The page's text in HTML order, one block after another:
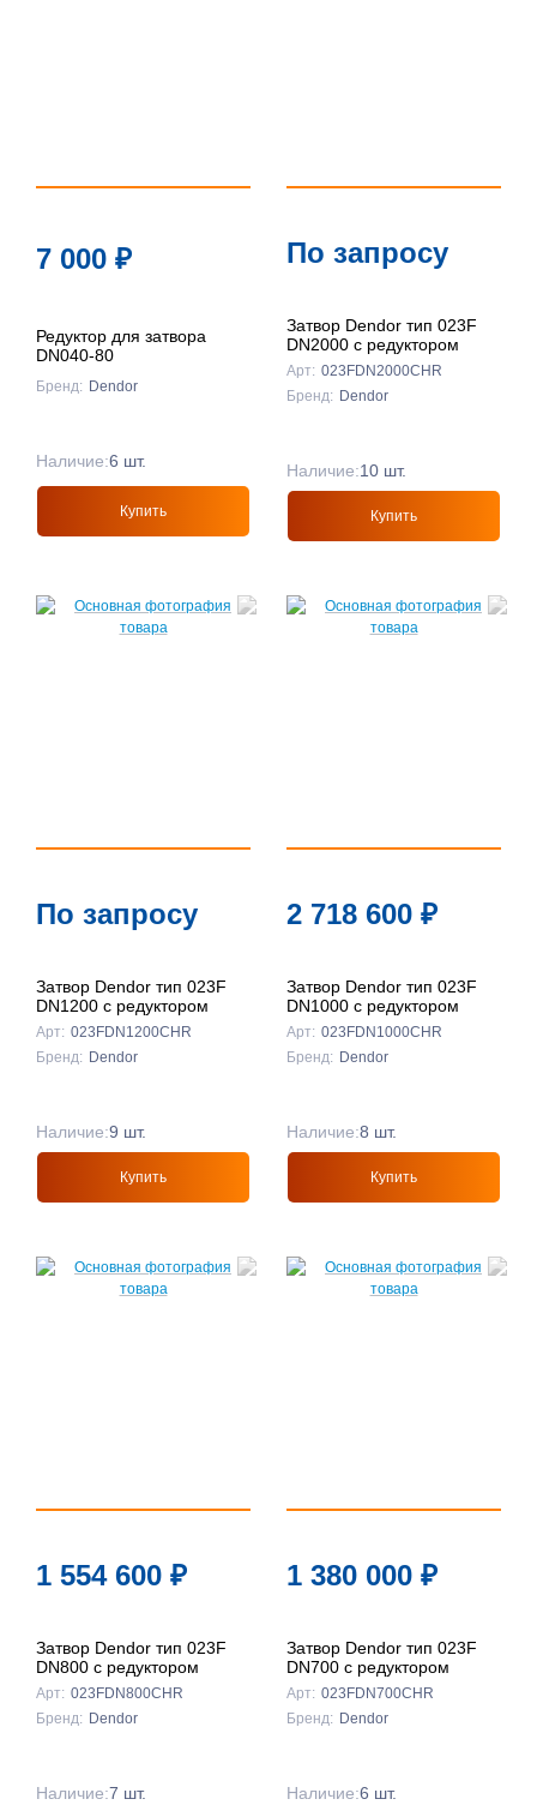
7 000 ₽
Редуктор для затвора
DN040-80
Бренд: Dendor
Наличие:6 шт.
Купить
По запросу
Затвор Dendor тип 023F
DN2000 с редуктором
Арт: 023FDN2000CHR
Бренд: Dendor
Наличие:10 шт.
Купить
По запросу
Затвор Dendor тип 023F
DN1200 с редуктором
Арт: 023FDN1200CHR
Бренд: Dendor
Наличие:9 шт.
Купить
2 718 600 ₽
Затвор Dendor тип 023F
DN1000 с редуктором
Арт: 023FDN1000CHR
Бренд: Dendor
Наличие:8 шт.
Купить
1 554 600 ₽
Затвор Dendor тип 023F
DN800 с редуктором
Арт: 023FDN800CHR
Бренд: Dendor
Наличие:7 шт.
1 380 000 ₽
Затвор Dendor тип 023F
DN700 с редуктором
Арт: 023FDN700CHR
Бренд: Dendor
Наличие:6 шт.